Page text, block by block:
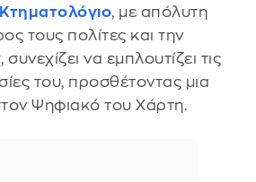
, με απόλυτη
τους πολίτες και την
, συνεχίζει να εμπλουτίζει τις
του, προσθέτοντας μια
Ψηφιακό του Χάρτη.